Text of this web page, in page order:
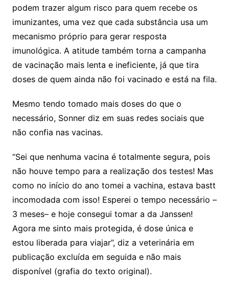
podem trazer algum risco para quem recebe os
imunizantes, uma vez que cada substância usa um
mecanismo próprio para gerar resposta
imunológica. A atitude também torna a campanha
de vacinação mais lenta e ineficiente, já que tira
doses de quem ainda não foi vacinado e está na fila.
Mesmo tendo tomado mais doses do que o
necessário, Sonner diz em suas redes sociais que
não confia nas vacinas.
“Sei que nenhuma vacina é totalmente segura, pois
não houve tempo para a realização dos testes! Mas
como no início do ano tomei a vachina, estava bastt
incomodada com isso! Esperei o tempo necessário –
3 meses– e hoje consegui tomar a da Janssen!
Agora me sinto mais protegida, é dose única e
estou liberada para viajar”, diz a veterinária em
publicação excluída em seguida e não mais
disponível (grafia do texto original).